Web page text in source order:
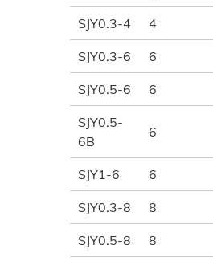
SJY0.3-4 4
SJY0.3-6 6
SJY0.5-6 6
SJY0.5-
6B
6
SJY1-6 6
SJY0.3-8 8
SJY0.5-8 8